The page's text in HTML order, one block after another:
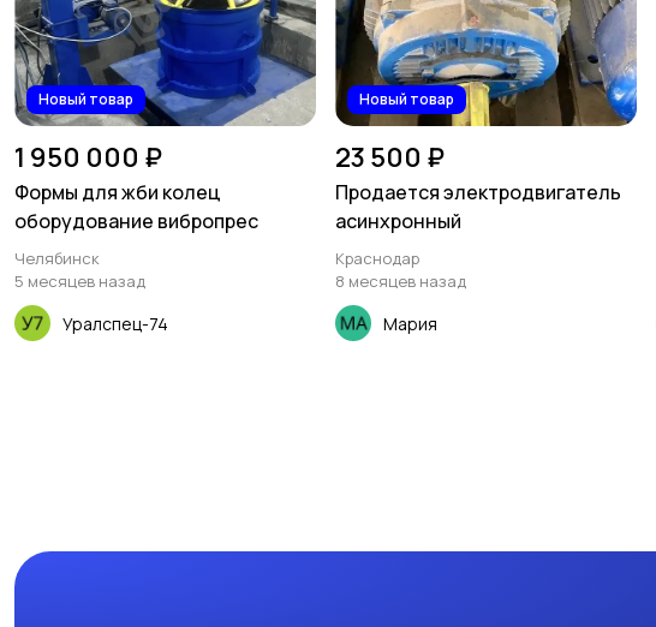
Новый товар
1 950 000 ₽
Формы для жби колец
оборудование вибропрес
Челябинск
5 месяцев назад
Уралспец-74
Новый товар
23 500 ₽
Продается электродвигатель
асинхронный
Краснодар
8 месяцев назад
Мария